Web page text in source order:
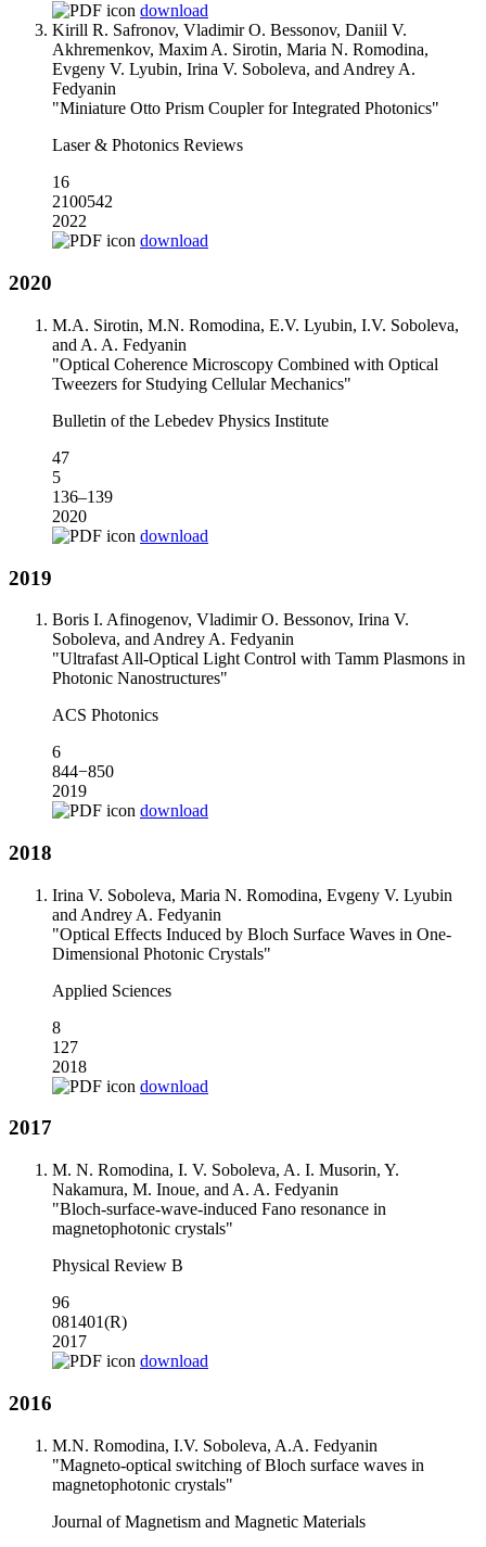
download
Kirill R. Safronov, Vladimir O. Bessonov, Daniil V.
Akhremenkov, Maxim A. Sirotin, Maria N. Romodina,
Evgeny V. Lyubin, Irina V. Soboleva, and Andrey A.
Fedyanin
"Miniature Otto Prism Coupler for Integrated Photonics"
Laser & Photonics Reviews
16
2100542
2022
download
2020
M.A. Sirotin, M.N. Romodina, E.V. Lyubin, I.V. Soboleva,
and A. A. Fedyanin
"Optical Coherence Microscopy Сombined with Optical
Tweezers for Studying Cellular Mechanics"
Bulletin of the Lebedev Physics Institute
47
5
136–139
2020
download
2019
Boris I. Afinogenov, Vladimir O. Bessonov, Irina V.
Soboleva, and Andrey A. Fedyanin
"Ultrafast All-Optical Light Control with Tamm Plasmons in
Photonic Nanostructures"
ACS Photonics
6
844−850
2019
download
2018
Irina V. Soboleva, Maria N. Romodina, Evgeny V. Lyubin
and Andrey A. Fedyanin
"Optical Effects Induced by Bloch Surface Waves in One-
Dimensional Photonic Crystals"
Applied Sciences
8
127
2018
download
2017
M. N. Romodina, I. V. Soboleva, A. I. Musorin, Y.
Nakamura, M. Inoue, and A. A. Fedyanin
"Bloch-surface-wave-induced Fano resonance in
magnetophotonic crystals"
Physical Review B
96
081401(R)
2017
download
2016
M.N. Romodina, I.V. Soboleva, A.A. Fedyanin
"Magneto-optical switching of Bloch surface waves in
magnetophotonic crystals"
Journal of Magnetism and Magnetic Materials